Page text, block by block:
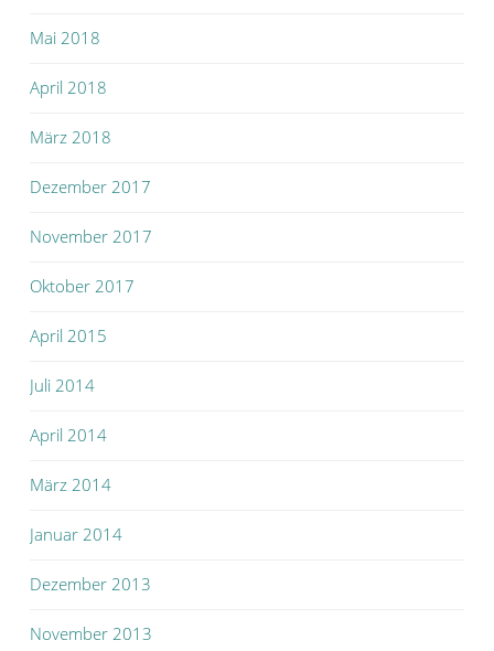
Mai 2018
April 2018
März 2018
Dezember 2017
November 2017
Oktober 2017
April 2015
Juli 2014
April 2014
März 2014
Januar 2014
Dezember 2013
November 2013